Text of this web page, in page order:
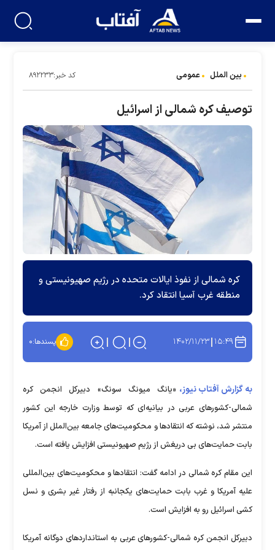
بین الملل عمومی کد خبر:۸۹۲۲۳۳
توصیف کره شمالی از اسرائیل
کره شمالی از نفوذ ایالات متحده در رژیم صهیونیستی و
منطقه غرب آسیا انتقاد کرد.
۱۵:۴۹ ۱۴۰۲/۱۱/۲۳ پسندها:۰
به گزارش آفتاب نیوز، «یانگ میونگ سونگ» دبیرکل انجمن کره
شمالی-کشور‌های عربی در بیانیه‌ای که توسط وزارت خارجه این کشور
منتشر شد، نوشته که انتقاد‌ها و محکومیت‌های جامعه بین‌الملل از آمریکا
بابت حمایت‌های بی دریغش از رژیم صهیونیستی افزایش یافته است.
این مقام کره شمالی در ادامه گفت: انتقاد‌ها و محکومیت‌های بین‌المللی
علیه آمریکا و غرب بابت حمایت‌های یکجانبه از رفتار غیر بشری و نسل
کشی اسرائیل رو به افزایش است.
دبیرکل انجمن کره شمالی-کشور‌های عربی به استاندارد‌های دوگانه آمریکا